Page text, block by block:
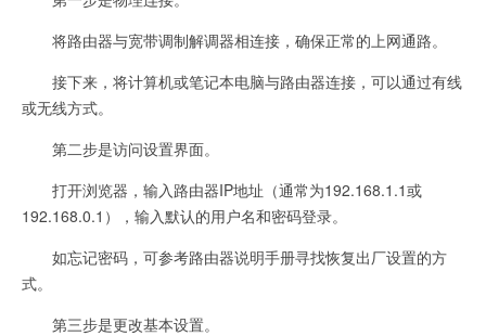
将路由器与宽带调制解调器相连接，确保正常的上网通路。
接下来，将计算机或笔记本电脑与路由器连接，可以通过有线
或无线方式。
第二步是访问设置界面。
打开浏览器，输入路由器IP地址（通常为192.168.1.1或
192.168.0.1），输入默认的用户名和密码登录。
如忘记密码，可参考路由器说明手册寻找恢复出厂设置的方
式。
第三步是更改基本设置。